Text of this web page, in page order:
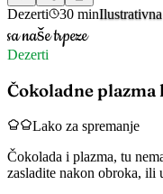
Dezerti 30 min
sa naše trpeze
Dezerti
Čokoladne plazma
Lako za spremanje
Čokolada i plazma, tu
zasladite nakon obroka, ili